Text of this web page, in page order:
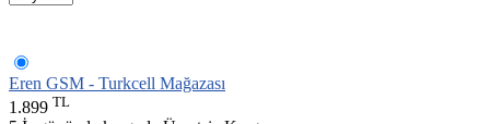
Eren GSM - Turkcell Mağazası
1.899 TL